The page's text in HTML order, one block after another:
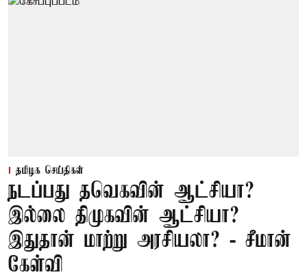
தமிழக செய்திகள்
நடப்பது தவெகவின் ஆட்சியா?
இல்லை திமுகவின் ஆட்சியா?
இதுதான் மாற்று அரசியலா? - சீமான்
கேள்வி